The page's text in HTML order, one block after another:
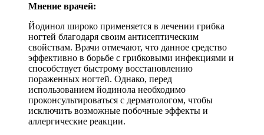
Мнение врачей:
Йодинол широко применяется в лечении грибка
ногтей благодаря своим антисептическим
свойствам. Врачи отмечают, что данное средство
эффективно в борьбе с грибковыми инфекциями и
способствует быстрому восстановлению
пораженных ногтей. Однако, перед
использованием йодинола необходимо
проконсультироваться с дерматологом, чтобы
исключить возможные побочные эффекты и
аллергические реакции.